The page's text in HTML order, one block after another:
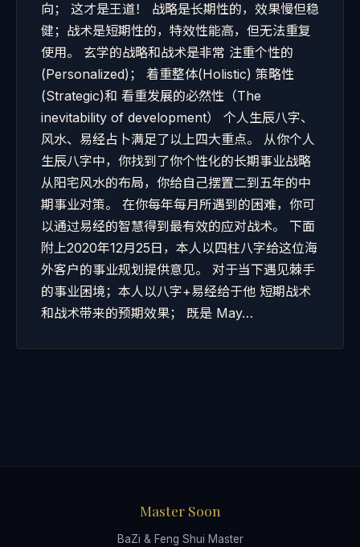
向； 这才是王道！ 战略是长期性的，效果慢但稳
健；战术是短期性的，特效性能高，但无法重复
使用。 玄学的战略和战术是非常 注重个性的
(Personalized)； 着重整体(Holistic) 策略性
(Strategic)和 看重发展的必然性（The
inevitability of development） 个人生辰八字、
风水、易经占卜满足了以上四大重点。 从你个人
生辰八字中，你找到了你个性化的长期事业战略
从阳宅风水的布局，你给自己摆置二到五年的中
期事业对策。 在你每年每月所遇到的困难，你可
以通过易经的智慧得到最有效的应对战术。 下面
附上2020年12月25日，本人以四柱八字给这位海
外客户的事业规划提供意见。 对于当下遇见棘手
的事业困境；本人以八字+易经给于他 短期战术
和战术带来的预期效果； 既是 May…
Master Soon
BaZi & Feng Shui Master